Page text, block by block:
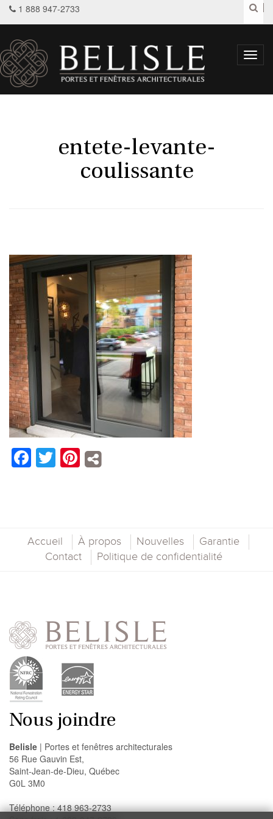
1 888 947-2733
entete-levante-
coulissante
Facebook
TwitterPinterest
Accueil À propos Nouvelles
Garantie
Contact
Politique de confidentialité
Nous joindre
Belisle | Portes et fenêtres architecturales
56 Rue Gauvin Est,
Saint-Jean-de-Dieu, Québec
G0L 3M0
Téléphone : 418 963-2733